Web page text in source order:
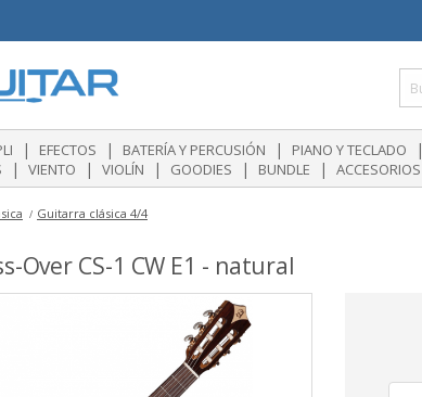
| EFECTOS | BATERÍA Y PERCUSIÓN | PIANO Y TECLADO |
| VIENTO | VIOLÍN | GOODIES | BUNDLE | ACCESORIOS
Guitarra clásica 4/4
Over CS-1 CW E1 - natural